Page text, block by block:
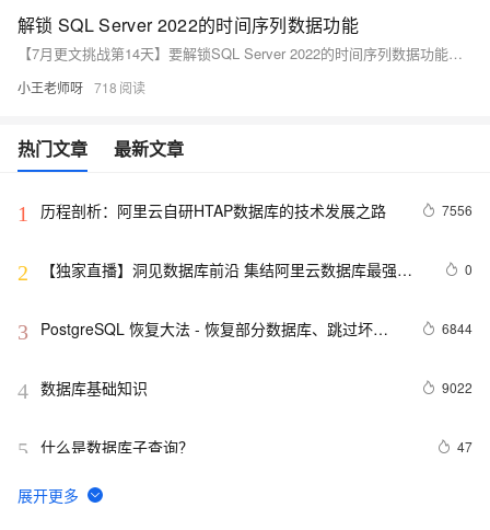
解锁 SQL Server 2022的时间序列数据功能
【7月更文挑战第14天】要解锁SQL Server 2022的时间序列数据功能，可使用`generate_series`函数生成整数序列，例如：`SELECT value FROM generate_series(1, 10)。此外，`date_bucket`函数能按指定间隔（如周）对日期时间值分组，这些工具结合窗口函数和其他时间日期函数，能高效处理和分析时间序列数据。更多信息请参考官方文档和技术资料。
小王老师呀 718
热门文章 最新文章
1 历程剖析：阿里云自研HTAP数据库的技术发展之路 7556
2
【独家直播】洞见数据库前沿 集结阿里云数据库最强阵
0
3
PostgreSQL 恢复大法 - 恢复部分数据库、跳过坏
6844
4 数据库基础知识 9022
5 什么是数据库子查询？ 47
6 weblogic连接RAC数据库